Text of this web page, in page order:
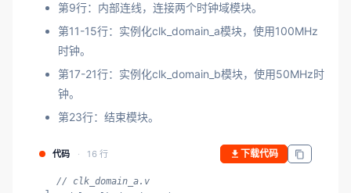
第9行：内部连线，连接两个时钟域模块。
第11-15行：实例化clk_domain_a模块，使用100MHz
时钟。
第17-21行：实例化clk_domain_b模块，使用50MHz时
钟。
第23行：结束模块。
代码 16 行 下载代码
// clk_domain_a.v